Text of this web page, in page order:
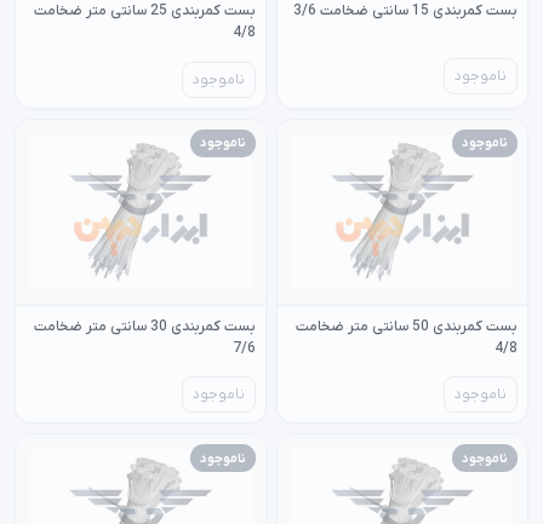
بست کمربندی 15 سانتی ضخامت 3/6
ناموجود
بست کمربندی 25 سانتی متر ضخامت
4/8
ناموجود
ناموجود
بست کمربندی 50 سانتی متر ضخامت
4/8
ناموجود
ناموجود
بست کمربندی 30 سانتی متر ضخامت
7/6
ناموجود
ناموجود ناموجود